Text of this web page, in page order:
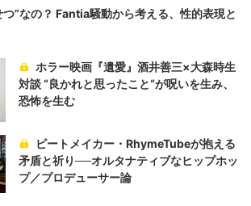
つ”なの？ Fantia騒動から考える、性的表現と
ホラー映画『遺愛』酒井善三×大森時生
対談 “良かれと思ったこと“が呪いを生み、
恐怖を生む
ビートメイカー・RhymeTubeが抱える
矛盾と祈り──オルタナティブなヒップホッ
プ／プロデューサー論